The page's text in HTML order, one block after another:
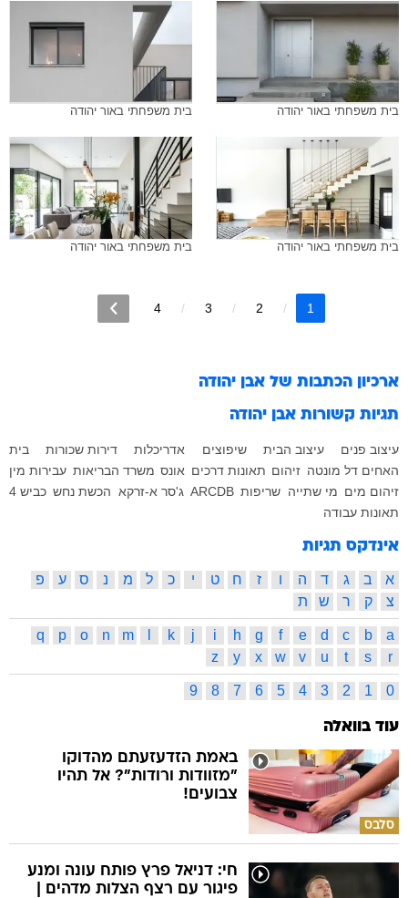
בית משפחתי באור יהודה בית משפחתי באור יהודה
בית משפחתי באור יהודה בית משפחתי באור יהודה
1
2
3
4
ארכיון הכתבות של אבן יהודה
תגיות קשורות אבן יהודה
עיצוב פנים עיצוב הבית שיפוצים אדריכלות דירות שכורות
בית
האחים דל מונטה זיהום תאונות דרכים אונס משרד הבריאות עבירות מין
זיהום מים מי שתייה שריפות ARCDB ג'סר א-זרקא הכשת נחש כביש 4
תאונות עבודה
אינדקס תגיות
א ב ג ד ה ו ז ח ט י כ ל מ נ ס ע
פ
צ
ק ר ש ת
a
b
c
d
e
f
g
h
i
j
k
m
n
o
p
q
r
s
t
u
v
w
x
y
z
0
1
2
3
4
5
6
7
8
9
עוד בוואלה
סלבס
באמת הזדעזעתם מהדוקו
"מזוודות ורודות"? אל תהיו
צבועים!
חי: דניאל פרץ פותח עונה ומנע
פיגור עם רצף הצלות מדהים |